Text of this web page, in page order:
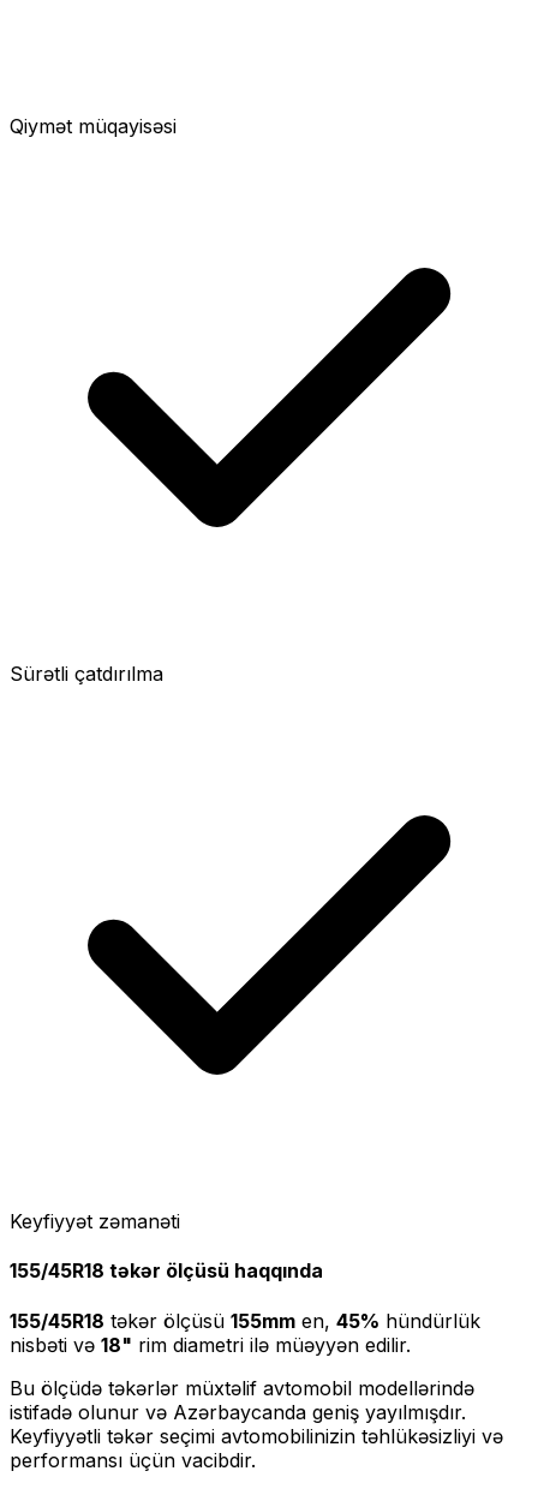
Qiymət müqayisəsi
Sürətli çatdırılma
Keyfiyyət zəmanəti
155/45R18 təkər ölçüsü haqqında
155/45R18 təkər ölçüsü 155mm en, 45% hündürlük
nisbəti və 18" rim diametri ilə müəyyən edilir.
Bu ölçüdə təkərlər müxtəlif avtomobil modellərində
istifadə olunur və Azərbaycanda geniş yayılmışdır.
Keyfiyyətli təkər seçimi avtomobilinizin təhlükəsizliyi və
performansı üçün vacibdir.